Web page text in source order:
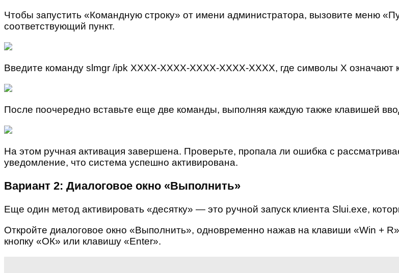
Чтобы запустить «Командную строку» от имени администратора, вызовите меню
соответствующий пункт.
Введите команду slmgr /ipk XXXX-XXXX-XXXX-XXXX-XXXX, где символы X
После поочередно вставьте еще две команды, выполняя каждую также клавишей
На этом ручная активация завершена. Проверьте, пропала ли ошибка с
уведомление, что система успешно активирована.
Вариант 2: Диалоговое окно «Выполнить»
Еще один метод активировать «десятку» — это ручной запуск клиента Slui.exe,
Откройте диалоговое окно «Выполнить», одновременно нажав на клавиши «Win +
кнопку «ОК» или клавишу «Enter».